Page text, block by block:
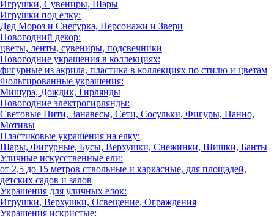
Игрушки, Сувениры, Шары
Игрушки под елку:
Дед Мороз и Снегурка, Персонажи и Звери
Новогодний декор:
цветы, ленты, сувениры, подсвечники
Новогодние украшения в коллекциях:
фигурные из акрила, пластика в коллекциях по стилю и цветам
Фольгированные украшения:
Мишура, Дождик, Гирлянды
Новогодние электрогирлянды:
Световые Нити, Занавесы, Сети, Сосульки, Фигуры, Панно,
Мотивы
Пластиковые украшения на елку:
Шары, Фигурные, Бусы, Верхушки, Снежинки, Шишки, Банты
Уличные искусственные ели:
от 2,5 до 15 метров ствольные и каркасные, для площадей,
детских садов и залов
Украшения для уличных елок:
Игрушки, Верхушки, Освещение, Ограждения
Украшения искристые: